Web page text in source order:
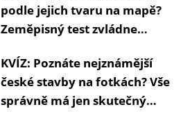
podle jejich tvaru na mapě?
Zeměpisný test zvládne
KVÍZ: Poznáte nejznámější
české stavby na fotkách? Vše
správně má jen skutečný